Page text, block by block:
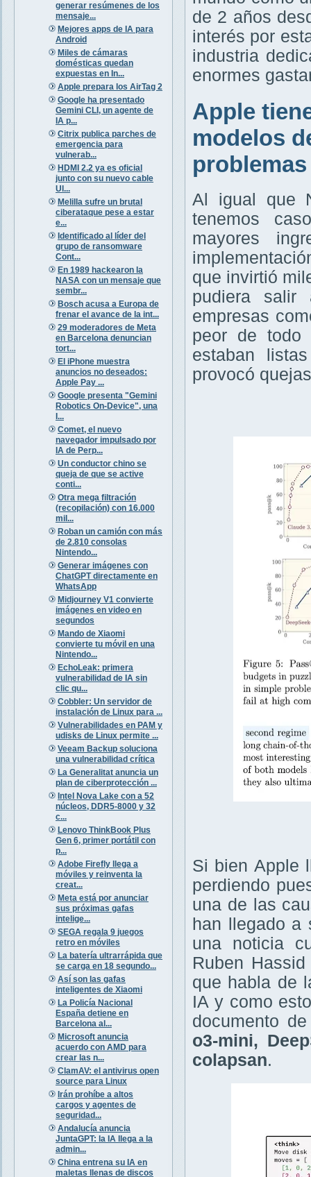
generar resúmenes de los
mensaje...
Mejores apps de IA para
Android
Miles de cámaras
domésticas quedan
expuestas en In...
Apple prepara los AirTag 2
Google ha presentado
Gemini CLI, un agente de
IA p...
Citrix publica parches de
emergencia para
vulnerab...
HDMI 2.2 ya es oficial
junto con su nuevo cable
Ul...
Melilla sufre un brutal
ciberataque pese a estar
e...
Identificado al líder del
grupo de ransomware
Cont...
En 1989 hackearon la
NASA con un mensaje que
sembr...
Bosch acusa a Europa de
frenar el avance de la int...
29 moderadores de Meta
en Barcelona denuncian
tort...
El iPhone muestra
anuncios no deseados:
Apple Pay ...
Google presenta "Gemini
Robotics On-Device", una
I...
Comet, el nuevo
navegador impulsado por
IA de Perp...
Un conductor chino se
queja de que se active
conti...
Otra mega filtración
(recopilación) con 16.000
mil...
Roban un camión con más
de 2.810 consolas
Nintendo...
Generar imágenes con
ChatGPT directamente en
WhatsApp
Midjourney V1 convierte
imágenes en video en
segundos
Mando de Xiaomi
convierte tu móvil en una
Nintendo...
EchoLeak: primera
vulnerabilidad de IA sin
clic qu...
Cobbler: Un servidor de
instalación de Linux para ...
Vulnerabilidades en PAM y
udisks de Linux permite ...
Veeam Backup soluciona
una vulnerabilidad crítica
La Generalitat anuncia un
plan de ciberprotección ...
Intel Nova Lake con a 52
núcleos, DDR5-8000 y 32
c...
Lenovo ThinkBook Plus
Gen 6, primer portátil con
p...
Adobe Firefly llega a
móviles y reinventa la
creat...
Meta está por anunciar
sus próximas gafas
intelige...
SEGA regala 9 juegos
retro en móviles
La batería ultrarrápida que
se carga en 18 segundo...
Así son las gafas
inteligentes de Xiaomi
La Policía Nacional
España detiene en
Barcelona al...
Microsoft anuncia
acuerdo con AMD para
crear las n...
ClamAV: el antivirus open
source para Linux
Irán prohíbe a altos
cargos y agentes de
seguridad...
Andalucía anuncia
JuntaGPT: la IA llega a la
admin...
China entrena su IA en
maletas llenas de discos
de 2 años
interés por
industria
enormes
Apple
modelos
Al igual que
tenemos
mayores
que invirtió
pudiera salir
empresas
peor de
estaban
provocó
Si bien Apple
perdiendo
una de las
han llegado a
una noticia
Ruben
que habla de
IA y como
documento
o3-mini,
colapsan.